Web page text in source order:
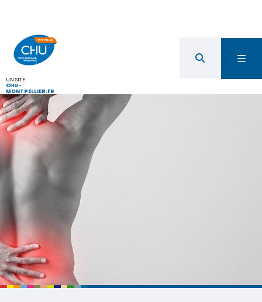
UN SITE
CHU-
MONTPELLIER.FR